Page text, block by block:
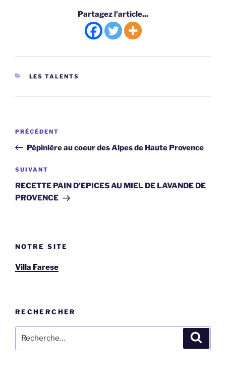
Partagez l'article...
CATÉGORIES
LES TALENTS
Navigation
l’article
Article
précédent
PRÉCÉDENT
Pépinière au coeur des Alpes de Haute Provence
Article
suivant
SUIVANT
RECETTE PAIN D’EPICES AU MIEL DE LAVANDE DE
PROVENCE
NOTRE SITE
Villa Farese
RECHERCHER
pour